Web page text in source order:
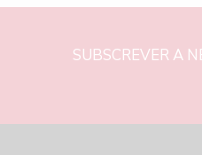
SUBSCREVER A